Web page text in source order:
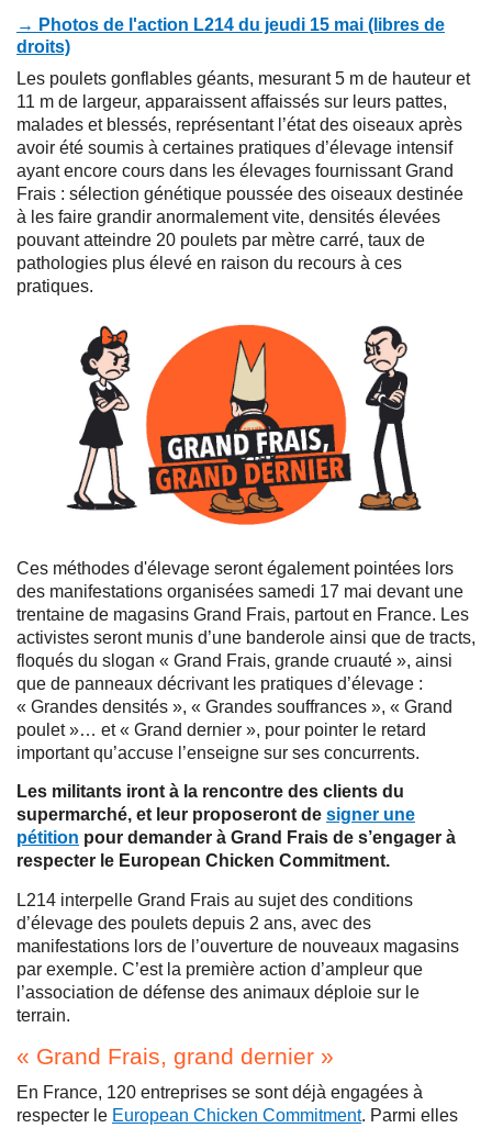
→ Photos de l'action L214 du jeudi 15 mai (libres de
droits)
Les poulets gonflables géants, mesurant 5 m de hauteur et
11 m de largeur, apparaissent affaissés sur leurs pattes,
malades et blessés, représentant l’état des oiseaux après
avoir été soumis à certaines pratiques d’élevage intensif
ayant encore cours dans les élevages fournissant Grand
Frais : sélection génétique poussée des oiseaux destinée
à les faire grandir anormalement vite, densités élevées
pouvant atteindre 20 poulets par mètre carré, taux de
pathologies plus élevé en raison du recours à ces
pratiques.
Ces méthodes d'élevage seront également pointées lors
des manifestations organisées samedi 17 mai devant une
trentaine de magasins Grand Frais, partout en France. Les
activistes seront munis d’une banderole ainsi que de tracts,
floqués du slogan « Grand Frais, grande cruauté », ainsi
que de panneaux décrivant les pratiques d’élevage :
« Grandes densités », « Grandes souffrances », « Grand
poulet »… et « Grand dernier », pour pointer le retard
important qu’accuse l’enseigne sur ses concurrents.
Les militants iront à la rencontre des clients du
supermarché, et leur proposeront de signer une
pétition pour demander à Grand Frais de s’engager à
respecter le European Chicken Commitment.
L214 interpelle Grand Frais au sujet des conditions
d’élevage des poulets depuis 2 ans, avec des
manifestations lors de l’ouverture de nouveaux magasins
par exemple. C’est la première action d’ampleur que
l’association de défense des animaux déploie sur le
terrain.
« Grand Frais, grand dernier »
En France, 120 entreprises se sont déjà engagées à
respecter le European Chicken Commitment. Parmi elles